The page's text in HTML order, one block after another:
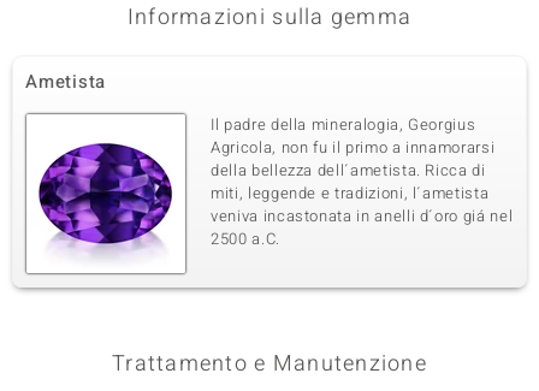
Informazioni sulla gemma
Ametista
Il padre della mineralogia, Georgius
Agricola, non fu il primo a innamorarsi
della bellezza dell´ametista. Ricca di
miti, leggende e tradizioni, l´ametista
veniva incastonata in anelli d´oro giá nel
2500 a.C.
Trattamento e Manutenzione